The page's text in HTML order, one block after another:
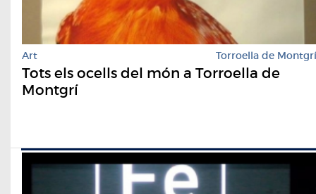
Art Torroella de Montgrí
Tots els ocells del món a Torroella de
Montgrí